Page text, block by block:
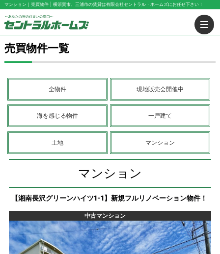
マンション｜売買物件 | 横須賀市、三浦市の賃貸は有限会社セントラル・ホームズにお任せ下さい！
売買物件一覧
全物件 現地販売会開催中
海を感じる物件 一戸建て
土地 マンション
マンション
【湘南長沢グリーンハイツ1-1】新規フルリノベーション物件！
中古マンション